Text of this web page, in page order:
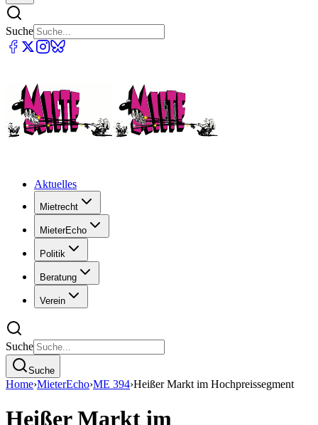
Suche
Aktuelles
Mietrecht
MieterEcho
Politik
Beratung
Verein
Suche
Suche
Home›MieterEcho›ME 394›Heißer Markt im Hochpreissegment
Heißer Markt im